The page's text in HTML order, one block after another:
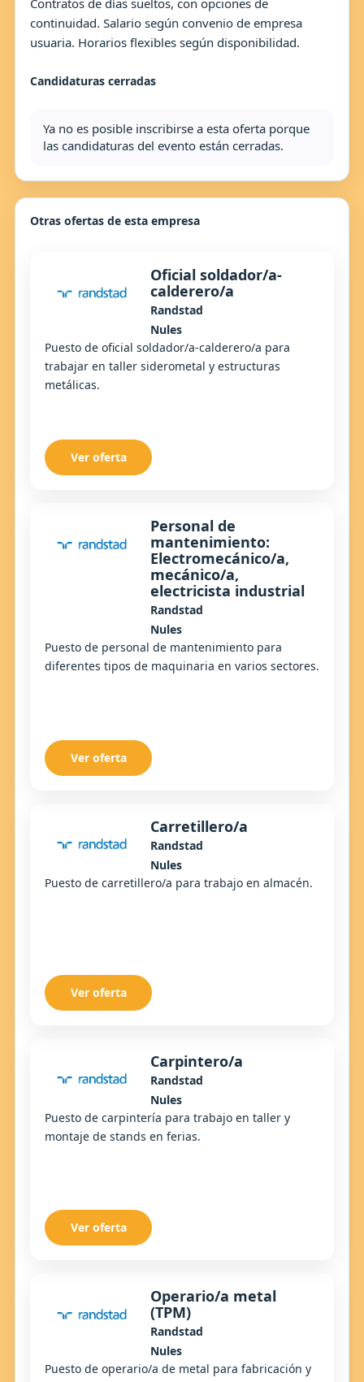
Contratos de días sueltos, con opciones de
continuidad. Salario según convenio de empresa
usuaria. Horarios flexibles según disponibilidad.
Candidaturas cerradas
Ya no es posible inscribirse a esta oferta porque
las candidaturas del evento están cerradas.
Otras ofertas de esta empresa
Oficial soldador/a-
calderero/a
Randstad
Nules
Puesto de oficial soldador/a-calderero/a para
trabajar en taller siderometal y estructuras
metálicas.
Ver oferta
Personal de
mantenimiento:
Electromecánico/a,
mecánico/a,
electricista industrial
Randstad
Nules
Puesto de personal de mantenimiento para
diferentes tipos de maquinaria en varios sectores.
Ver oferta
Carretillero/a
Randstad
Nules
Puesto de carretillero/a para trabajo en almacén.
Ver oferta
Carpintero/a
Randstad
Nules
Puesto de carpintería para trabajo en taller y
montaje de stands en ferias.
Ver oferta
Operario/a metal
(TPM)
Randstad
Nules
Puesto de operario/a de metal para fabricación y